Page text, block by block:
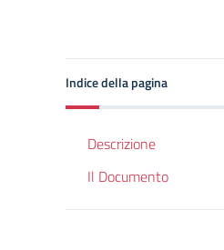
Indice della pagina
Descrizione
Il Documento